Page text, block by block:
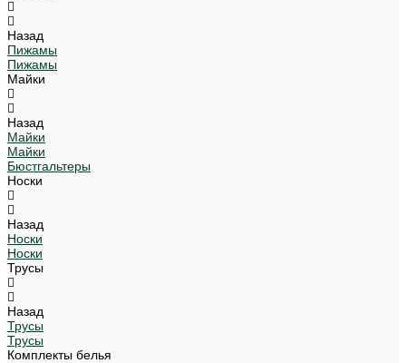
Назад
Пижамы
Пижамы
Майки
Назад
Майки
Майки
Бюстгальтеры
Носки
Назад
Носки
Носки
Трусы
Назад
Трусы
Трусы
Комплекты белья